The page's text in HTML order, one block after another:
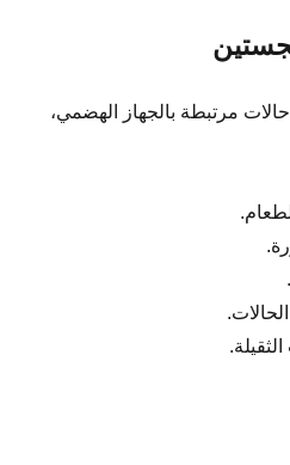
مرتبطة بالجهاز الهضمي،